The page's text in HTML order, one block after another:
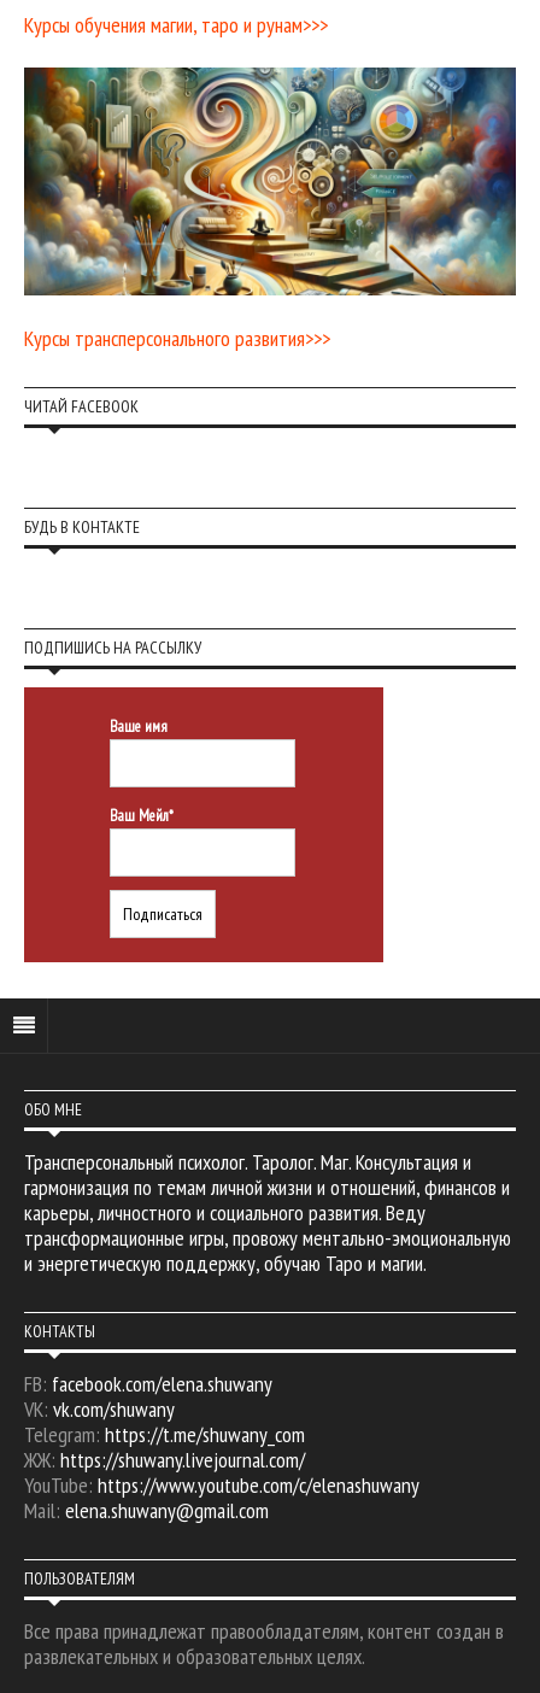
Курсы обучения магии, таро и рунам>>>
Курсы трансперсонального развития>>>
ЧИТАЙ FACEBOOK
БУДЬ В КОНТАКТЕ
ПОДПИШИСЬ НА РАССЫЛКУ
Ваше имя
Ваш Мейл*
ОБО МНЕ
Трансперсональный психолог. Таролог. Маг. Консультация и
гармонизация по темам личной жизни и отношений, финансов и
карьеры, личностного и социального развития. Веду
трансформационные игры, провожу ментально-эмоциональную
и энергетическую поддержку, обучаю Таро и магии.
КОНТАКТЫ
FB: facebook.com/elena.shuwany
VK: vk.com/shuwany
Telegram: https://t.me/shuwany_com
ЖЖ: https://shuwany.livejournal.com/
YouTube: https://www.youtube.com/c/elenashuwany
Mail: elena.shuwany@gmail.com
ПОЛЬЗОВАТЕЛЯМ
Все права принадлежат правообладателям, контент создан в
развлекательных и образовательных целях.